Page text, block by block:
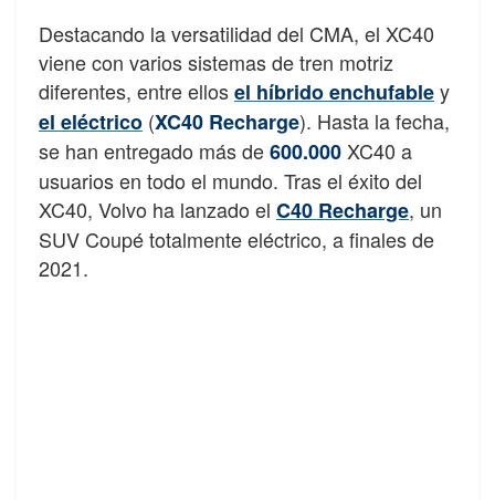
Destacando la versatilidad del CMA, el XC40
viene con varios sistemas de tren motriz
diferentes, entre ellosel híbrido enchufabley
el eléctrico (XC40 Recharge). Hasta la fecha,
se han entregado más de600.000 XC40 a
usuarios en todo el mundo. Tras el éxito del
XC40, Volvo ha lanzado el C40 Recharge, un
SUV Coupé totalmente eléctrico, a finales de
2021.